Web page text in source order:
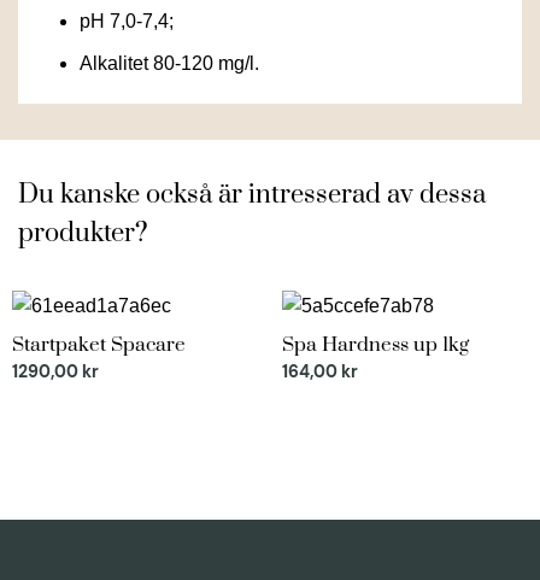
pH 7,0-7,4;
Alkalitet 80-120 mg/l.
Du kanske också är intresserad av dessa
produkter?
Startpaket Spacare
1290,00 kr
Spa Hardness up 1kg
164,00 kr